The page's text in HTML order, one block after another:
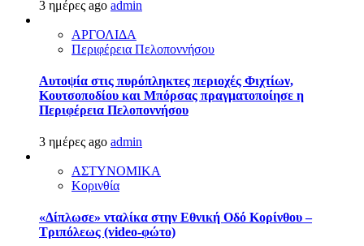
3 ημέρες ago admin
ΑΡΓΟΛΙΔΑ
Περιφέρεια Πελοποννήσου
Αυτοψία στις πυρόπληκτες περιοχές Φιχτίων,
Κουτσοποδίου και Μπόρσας πραγματοποίησε η
Περιφέρεια Πελοποννήσου
3 ημέρες ago admin
ΑΣΤΥΝΟΜΙΚΑ
Κορινθία
«Δίπλωσε» νταλίκα στην Εθνική Oδό Κορίνθου –
Τριπόλεως (video-φώτο)